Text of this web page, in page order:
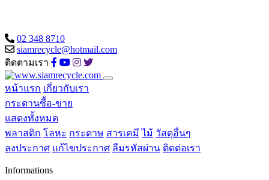
02 348 8710
siamrecycle@hotmail.com
ติดตามเรา
หน้าแรก เกี่ยวกับเรา
กระดานซื้อ-ขาย
แสดงทั้งหมด
พลาสติก โลหะ กระดาษ สารเคมี ไม้ วัสดุอื่นๆ
ลงประกาศ แก้ไขประกาศ ลืมรหัสผ่าน ติดต่อเรา
Informations